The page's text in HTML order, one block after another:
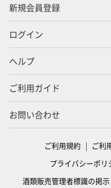
新規会員登録
ログイン
ヘルプ
ご利用ガイド
お問い合わせ
ご利用規約 ご利
プライバシーポリ
酒類販売管理者標識の掲示